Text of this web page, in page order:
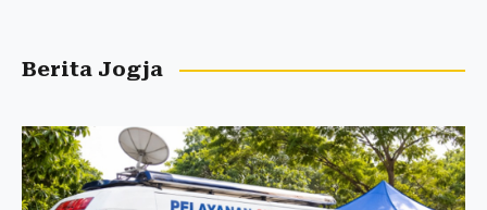
Berita Jogja